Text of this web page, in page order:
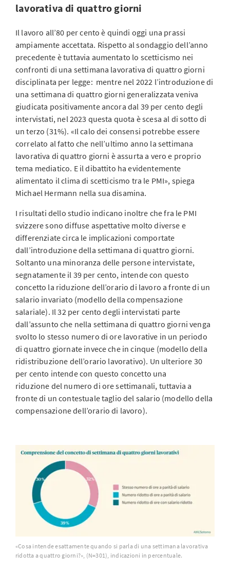
lavorativa di quattro giorni
Il lavoro all’80 per cento è quindi oggi una prassi
ampiamente accettata. Rispetto al sondaggio dell’anno
precedente è tuttavia aumentato lo scetticismo nei
confronti di una settimana lavorativa di quattro giorni
disciplinata per legge: mentre nel 2022 l’introduzione di
una settimana di quattro giorni generalizzata veniva
giudicata positivamente ancora dal 39 per cento degli
intervistati, nel 2023 questa quota è scesa al di sotto di
un terzo (31%). «Il calo dei consensi potrebbe essere
correlato al fatto che nell’ultimo anno la settimana
lavorativa di quattro giorni è assurta a vero e proprio
tema mediatico. E il dibattito ha evidentemente
alimentato il clima di scetticismo tra le PMI», spiega
Michael Hermann nella sua disamina.
I risultati dello studio indicano inoltre che fra le PMI
svizzere sono diffuse aspettative molto diverse e
differenziate circa le implicazioni comportate
dall’introduzione della settimana di quattro giorni.
Soltanto una minoranza delle persone intervistate,
segnatamente il 39 per cento, intende con questo
concetto la riduzione dell’orario di lavoro a fronte di un
salario invariato (modello della compensazione
salariale). Il 32 per cento degli intervistati parte
dall’assunto che nella settimana di quattro giorni venga
svolto lo stesso numero di ore lavorative in un periodo
di quattro giornate invece che in cinque (modello della
ridistribuzione dell’orario lavorativo). Un ulteriore 30
per cento intende con questo concetto una
riduzione del numero di ore settimanali, tuttavia a
fronte di un contestuale taglio del salario (modello della
compensazione dell’orario di lavoro).
«Cosa intende esattamente quando si parla di una settimana lavorativa
ridotta a quattro giorni?», (N=301), indicazioni in percentuale.